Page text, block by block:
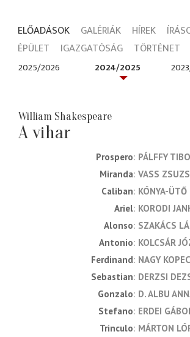
ELŐADÁSOK GALÉRIÁK HÍREK
ÉPÜLET
IGAZGATÓSÁG TÖRTÉNET
2025/2026 2024/2025
William Shakespeare
A vihar
Prospero PÁLFFY
Miranda VASS
Caliban KÓNYA-ÜTŐ
Ariel KORODI
Alonso SZAKÁCS
Antonio KOLCSÁR
Ferdinand NAGY
Sebastian DERZSI
Gonzalo D. ALBU
Stefano ERDEI
Trinculo MÁRTON